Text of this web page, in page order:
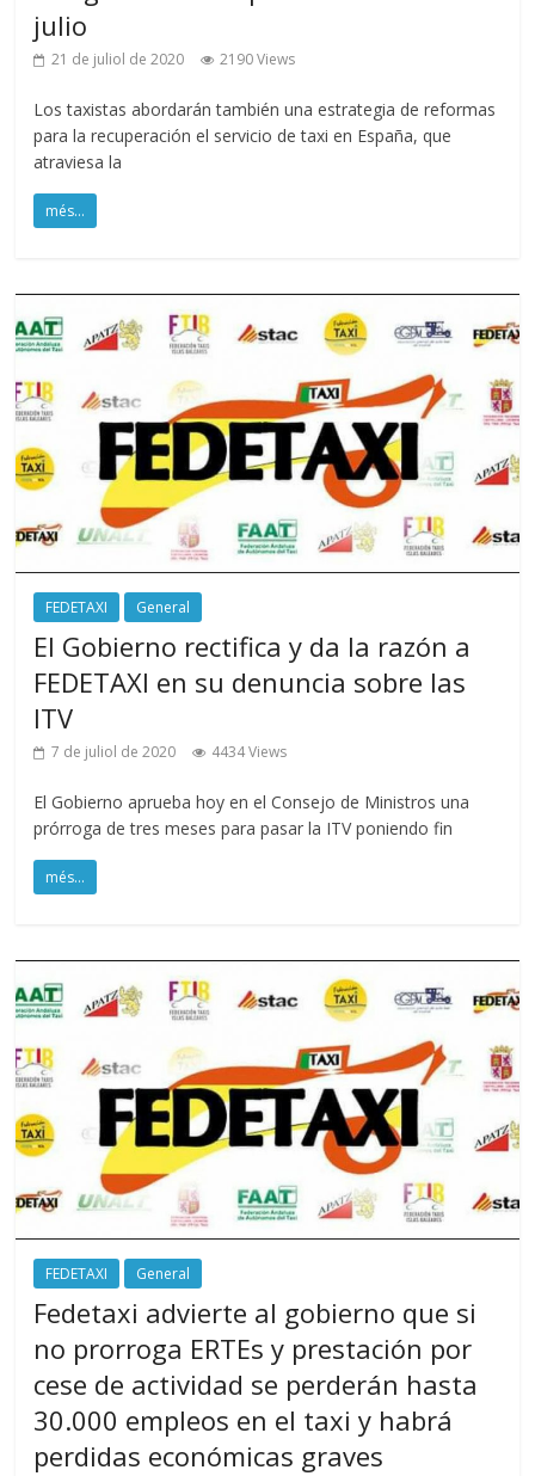
julio
21 de juliol de 2020 2190 Views
Los taxistas abordarán también una estrategia de reformas
para la recuperación el servicio de taxi en España, que
atraviesa la
més...
FEDETAXI General
El Gobierno rectifica y da la razón a
FEDETAXI en su denuncia sobre las
ITV
7 de juliol de 2020 4434 Views
El Gobierno aprueba hoy en el Consejo de Ministros una
prórroga de tres meses para pasar la ITV poniendo fin
més...
FEDETAXI General
Fedetaxi advierte al gobierno que si
no prorroga ERTEs y prestación por
cese de actividad se perderán hasta
30.000 empleos en el taxi y habrá
perdidas económicas graves